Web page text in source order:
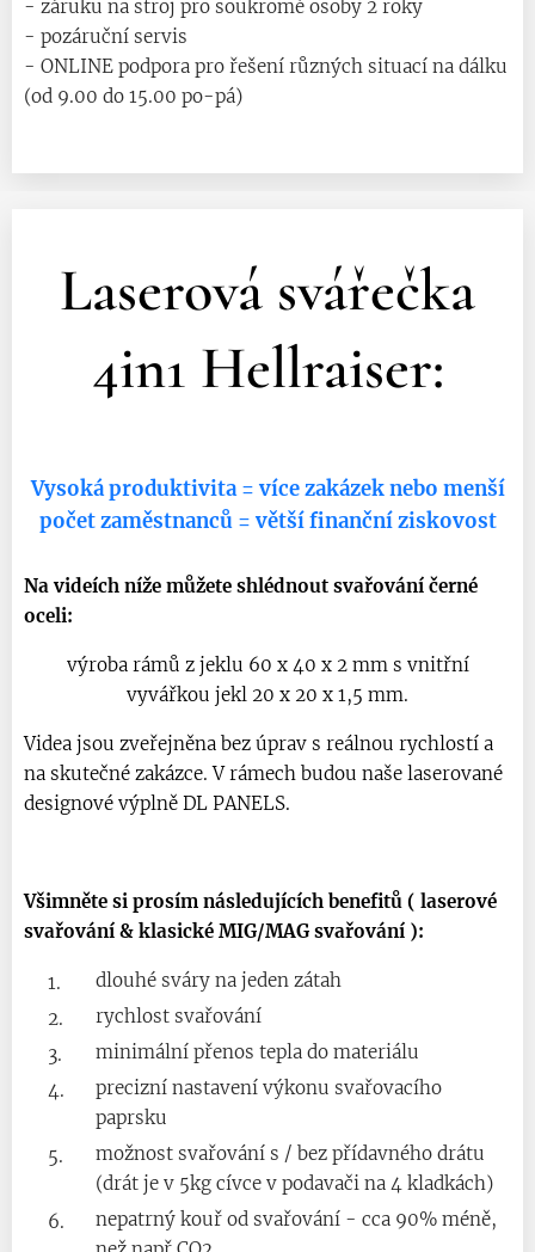
- záruku na stroj pro soukromé osoby 2 roky
- pozáruční servis
- ONLINE podpora pro řešení různých situací na dálku
(od 9.00 do 15.00 po-pá)
Laserová svářečka
4in1 Hellraiser:
Vysoká produktivita = více zakázek nebo menší
počet zaměstnanců = větší finanční ziskovost
Na videích níže můžete shlédnout svařování černé
oceli:
výroba rámů z jeklu 60 x 40 x 2 mm s vnitřní
vyvářkou jekl 20 x 20 x 1,5 mm.
Videa jsou zveřejněna bez úprav s reálnou rychlostí a
na skutečné zakázce. V rámech budou naše laserované
designové výplně DL PANELS.
Všimněte si prosím následujících benefitů ( laserové
svařování & klasické MIG/MAG svařování ):
dlouhé sváry na jeden zátah
rychlost svařování
minimální přenos tepla do materiálu
precizní nastavení výkonu svařovacího
paprsku
možnost svařování s / bez přídavného drátu
(drát je v 5kg cívce v podavači na 4 kladkách)
nepatrný kouř od svařování - cca 90% méně,